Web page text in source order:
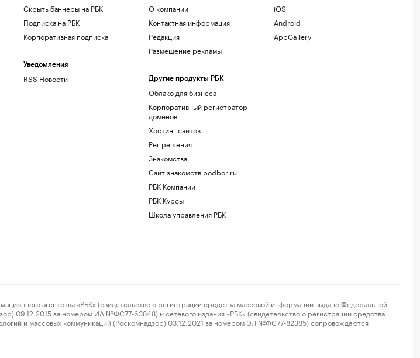
Скрыть баннеры на РБК
Подписка на РБК
Корпоративная подписка
Уведомления
RSS Новости
О компании
Контактная информация
Редакция
Размещение рекламы
Другие продукты РБК
Облако для бизнеса
Корпоративный регистратор
доменов
Хостинг сайтов
Рег.решения
Знакомства
Сайт знакомств podbor.ru
РБК Компании
РБК Курсы
Школа управления РБК
iOS
Android
AppGallery
агентства «РБК» (свидетельство о регистрации средства массовой информации выдано Федеральной
09.12.2015 за номером ИА №ФС77-63848) и сетевого издания «РБК» (свидетельство о регистрации средства
и массовых коммуникаций (Роскомнадзор) 03.12.2021 за номером ЭЛ №ФС77-82385) сопровождаются